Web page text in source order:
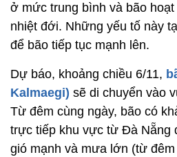
ở mức trung bình và bão
nhiệt đới. Những yếu tố này
để bão tiếp tục mạnh lên.
Dự báo, khoảng chiều 6/11,
Kalmaegi) sẽ di chuyển vào
Từ đêm cùng ngày, bão có
trực tiếp khu vực từ Đà Nẵng
gió mạnh và mưa lớn (từ đêm